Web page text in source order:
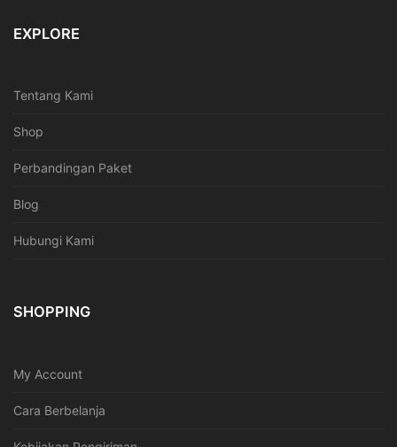
EXPLORE
Tentang Kami
Shop
Perbandingan Paket
Blog
Hubungi Kami
SHOPPING
My Account
Cara Berbelanja